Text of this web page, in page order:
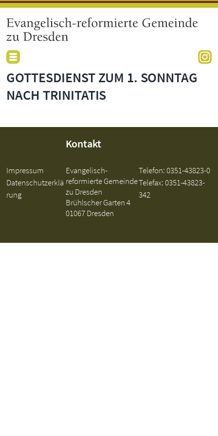
GOTTESDIENST ZUM 1. SONNTAG
NACH TRINITATIS
Impressum
Datenschutzerklä
rung
Kontakt
Evangelisch-
reformierte Gemeinde
zu Dresden
Brühlscher Garten 4
01067 Dresden
Telefon:0351-43823-0
Telefax: 0351-43823-
342